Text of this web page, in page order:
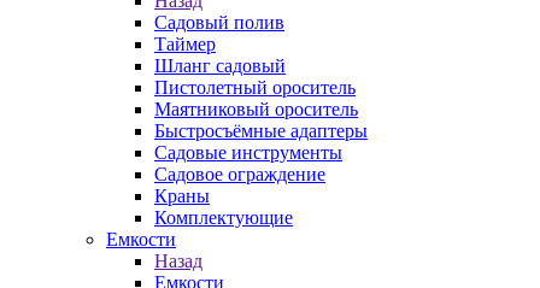
Садовый полив
Таймер
Шланг садовый
Пистолетный ороситель
Маятниковый ороситель
Быстросъёмные адаптеры
Садовые инструменты
Садовое ограждение
Краны
Комплектующие
Емкости
Назад
Емкости